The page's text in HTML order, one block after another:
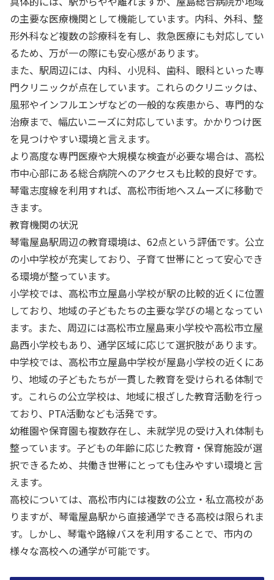
の主要な医療機関として機能しています。内科、外科、整
形外科など複数の診療科を有し、救急医療にも対応してい
るため、万が一の際にも安心感があります。
また、駅周辺には、内科、小児科、歯科、眼科といった専
門クリニックが点在しています。これらのクリニックは、
風邪やインフルエンザなどの一般的な疾患から、専門的な
治療まで、幅広いニーズに対応しています。かかりつけ医
を見つけやすい環境と言えます。
より高度な専門医療や大規模な検査が必要な場合は、高松
市中心部にある総合病院へのアクセスも比較的良好です。
琴電志度線を利用すれば、高松市街地へスムーズに移動で
きます。
教育機関の状況
琴電屋島駅周辺の教育環境は、62点という評価です。公立
の小中学校が充実しており、子育て世帯にとって安心でき
る環境が整っています。
小学校では、高松市立屋島小学校が駅の比較的近くに位置
しており、地域の子どもたちの主要な学びの場となってい
ます。また、周辺には高松市立屋島東小学校や高松市立屋
島西小学校もあり、通学区域に応じて選択肢があります。
中学校では、高松市立屋島中学校が屋島小学校の近くにあ
り、地域の子どもたちが一貫した教育を受けられる体制で
す。これらの公立学校は、地域に根ざした教育活動を行っ
ており、PTA活動なども活発です。
幼稚園や保育園も複数存在し、未就学児の受け入れ体制も
整っています。子どもの年齢に応じた教育・保育施設が選
択できるため、共働き世帯にとっても住みやすい環境と言
えます。
高校については、高松市内には複数の公立・私立高校があ
りますが、琴電屋島駅から直接通学できる高校は限られま
す。しかし、琴電や路線バスを利用することで、市内の
様々な高校への通学が可能です。